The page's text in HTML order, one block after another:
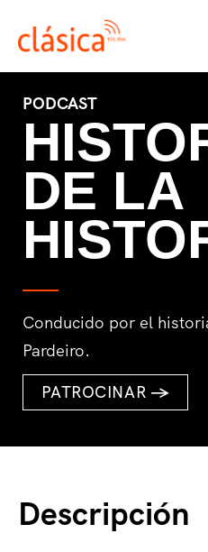
PODCAST
DE LA
Conducido por el
Pardeiro.
PATROCINAR →
Descripción